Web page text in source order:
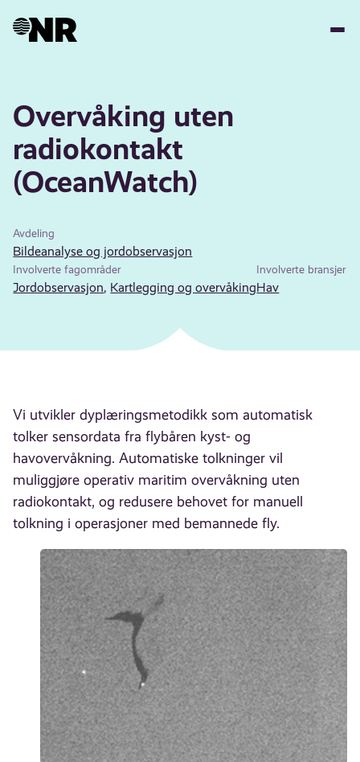
Overvåking uten
radiokontakt
(OceanWatch)
Avdeling
Bildeanalyse og jordobservasjon
Involverte fagområder
Jordobservasjon, Kartlegging og overvåking
Involverte bransjer
Hav
Vi utvikler dyplæringsmetodikk som automatisk
tolker sensordata fra flybåren kyst- og
havovervåkning. Automatiske tolkninger vil
muliggjøre operativ maritim overvåkning uten
radiokontakt, og redusere behovet for manuell
tolkning i operasjoner med bemannede fly.